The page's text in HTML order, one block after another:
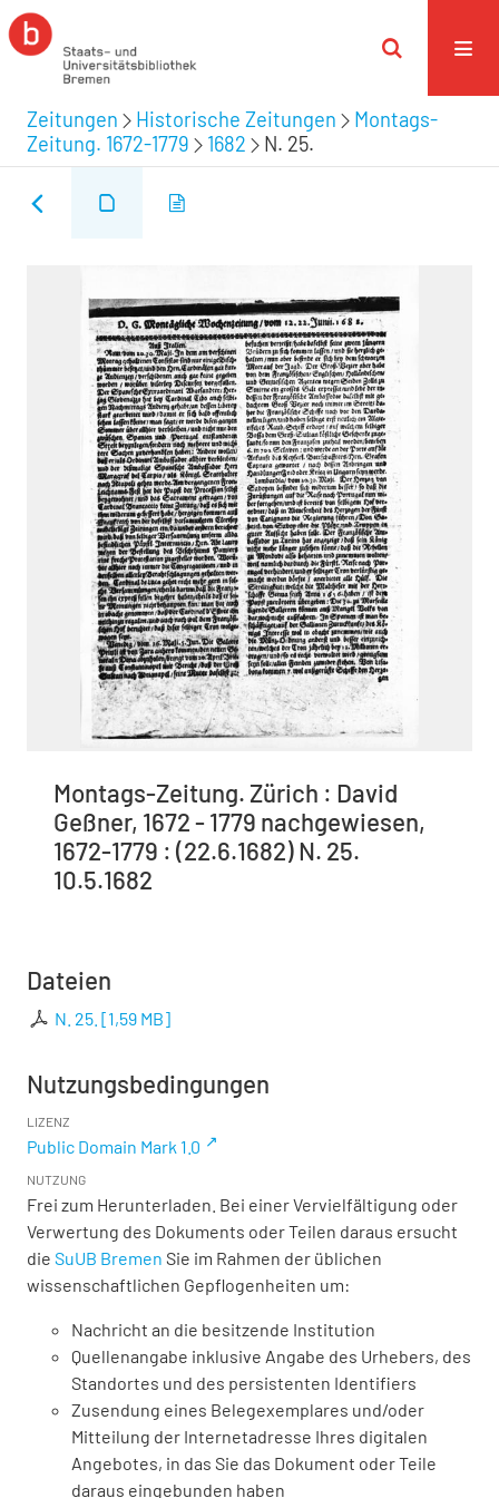
Zeitungen Historische Zeitungen
Montags-
Zeitung. 1672-1779
1682 N. 25.
Montags-Zeitung. Zürich : David
Geßner, 1672 - 1779 nachgewiesen,
1672-1779 : (22.6.1682) N. 25.
10.5.1682
Dateien
N. 25. [1,59 MB]
Nutzungsbedingungen
LIZENZ
Public Domain Mark 1.0
NUTZUNG
Frei zum Herunterladen. Bei einer Vervielfältigung oder
Verwertung des Dokuments oder Teilen daraus ersucht
die SuUB Bremen Sie im Rahmen der üblichen
wissenschaftlichen Gepflogenheiten um:
Nachricht an die besitzende Institution
Quellenangabe inklusive Angabe des Urhebers, des
Standortes und des persistenten Identifiers
Zusendung eines Belegexemplares und/oder
Mitteilung der Internetadresse Ihres digitalen
Angebotes, in das Sie das Dokument oder Teile
daraus eingebunden haben